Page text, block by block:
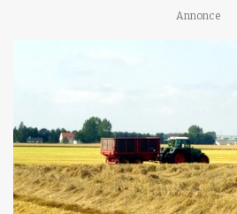
Annonce